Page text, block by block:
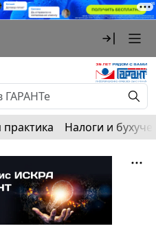
практика Налоги и